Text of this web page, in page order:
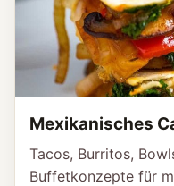
Mexikanisches
Tacos, Burritos,
Buffetkonzepte für